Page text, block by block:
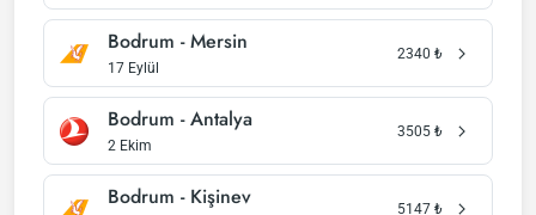
Bodrum - Mersin
17 Eylül
2340 ₺
Bodrum - Antalya
2 Ekim
3505 ₺
Bodrum - Kişinev 5147 ₺